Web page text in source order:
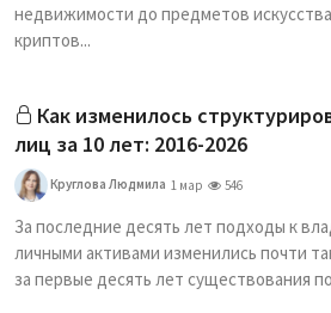
недвижимости до предметов
криптов...
Как изменилось
лиц за 10 лет: 2016-2026
Круглова Людмила 1 мар 546
За последние десять лет подходы к
личными активами изменились почти
за первые десять лет существования